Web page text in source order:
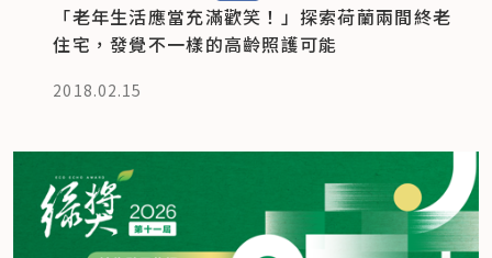
「老年生活應當充滿歡笑！」探索荷蘭兩間終老
住宅，發覺不一樣的高齡照護可能
2018.02.15